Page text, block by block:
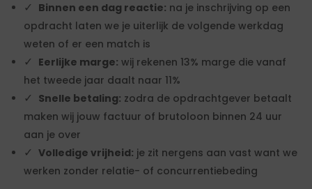
Binnen een dag reactie: na je inschrijving op een
opdracht laten we je uiterlijk de volgende werkdag
weten of er een match is
Eerlijke marge: wij rekenen 13% marge die vanaf
het tweede jaar daalt naar 11%
Snelle betaling: zodra de opdrachtgever betaalt
maken wij jouw factuur of brutoloon binnen 24 uur
aan je over
Volledige vrijheid: je zit nergens aan vast want we
werken zonder relatie- of concurrentiebeding